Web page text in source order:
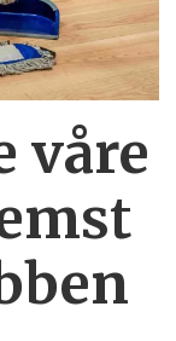
våre